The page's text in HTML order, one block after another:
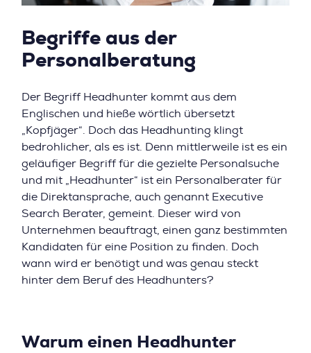
Begriffe aus der
Personalberatung
Der Begriff Headhunter kommt aus dem
Englischen und hieße wörtlich übersetzt
„Kopfjäger“. Doch das Headhunting klingt
bedrohlicher, als es ist. Denn mittlerweile ist es ein
geläufiger Begriff für die gezielte Personalsuche
und mit „Headhunter“ ist ein Personalberater für
die Direktansprache, auch genannt Executive
Search Berater, gemeint. Dieser wird von
Unternehmen beauftragt, einen ganz bestimmten
Kandidaten für eine Position zu finden. Doch
wann wird er benötigt und was genau steckt
hinter dem Beruf des Headhunters?
Warum einen Headhunter